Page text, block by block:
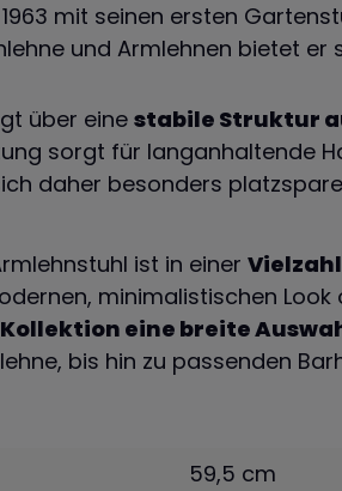
mit seinen ersten
und Armlehnen bietet er
über eine stabile Struktur
sorgt für langanhaltende
daher besonders
ist in einer
minimalistischen
eine breite
bis hin zu passenden
59,5 cm